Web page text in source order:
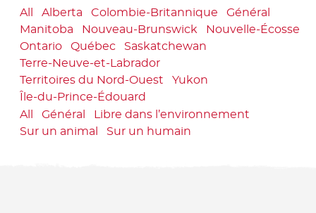
All Alberta Colombie-Britannique
Général
Manitoba
Nouveau-Brunswick
Nouvelle-Écosse
Ontario
Québec
Saskatchewan
Terre-Neuve-et-Labrador
Territoires du Nord-Ouest
Yukon
Île-du-Prince-Édouard
All
Général
Libre dans l’environnement
Sur un animal
Sur un humain